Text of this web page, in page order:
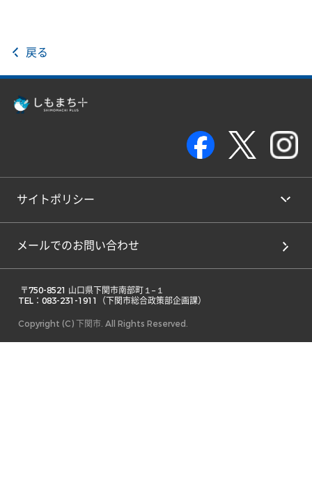
戻る
サイトポリシー
メールでのお問い合わせ
TEL：083-231-1911（下関市総合政策部企画課）
Copyright (C) 下関市. All Rights Reserved.